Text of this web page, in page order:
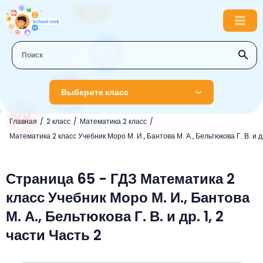
Выберите класс
Главная 2 класс
Математика 2 класс
Математика 2 класс Учебник Моро М. И., Бантова М. А., Бельтюкова Г. В. и
1 класс
Русский язык
Литературное чтение
Окружающий мир
Математика
Английский язык
Информатика
3 класс
Музыка
Окружающий мир
4 класс
Страница 65 - ГДЗ Математика 2
класс Учебник Моро М. И., Бантова
М. А., Бельтюкова Г. В. и др. 1, 2
части Часть 2